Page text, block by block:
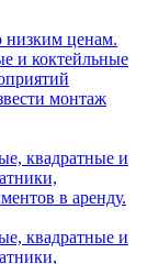
низким ценам.
и коктейльные
монтаж
квадратные и
в аренду.
квадратные и